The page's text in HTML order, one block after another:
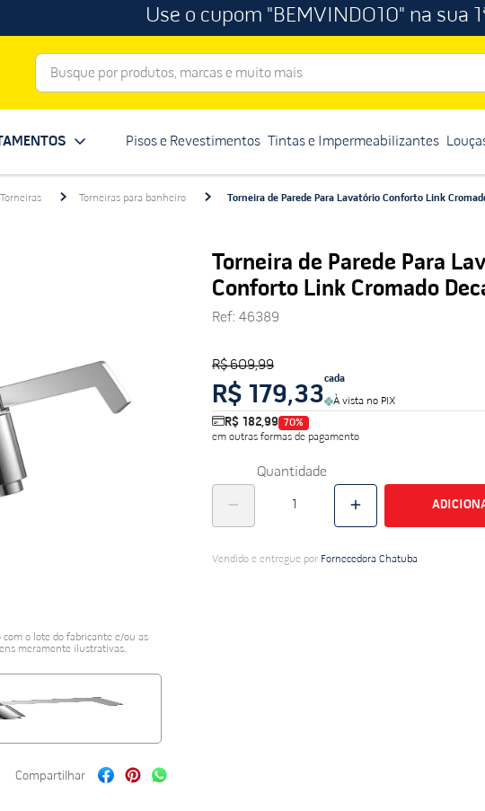
Use o cupom "BEMVINDO10" na sua
Busque por produtos, marcas e muito mais
Pisos e Revestimentos Tintas e Impermeabilizantes
Torneiras Torneiras para banheiro Torneira de Parede Para Lavatório Conforto Link
com o lote do fabricante e/ou as
meramente ilustrativas.
Torneira de Parede Para
Conforto Link Cromado
Ref: 46389
R$ 609,99
R$ 179,33
cada
À vista no PIX
R$ 182,99 70%
em outras formas de pagamento
Quantidade
Vendido e entregue por Fornecedora Chatuba
1 º porcelanato
2º telha
revestimento
vaso sanitário
º telhas